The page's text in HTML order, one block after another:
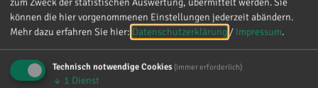
zum Zweck der statistischen Auswertung, übermittelt werden. Sie
können die hier vorgenommenen Einstellungen jederzeit abändern.
Mehr dazu erfahren Sie hier: Datenschutzerklärung / Impressum.
Technisch notwendige Cookies (immer erforderlich)
↓ 1 Dienst